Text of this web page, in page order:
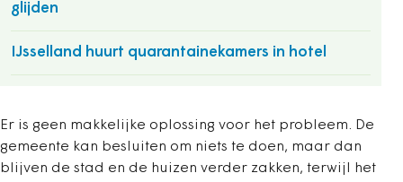
glijden
IJsselland huurt quarantainekamers in hotel
Er is geen makkelijke oplossing voor het probleem. De
gemeente kan besluiten om niets te doen, maar dan
blijven de stad en de huizen verder zakken, terwijl het